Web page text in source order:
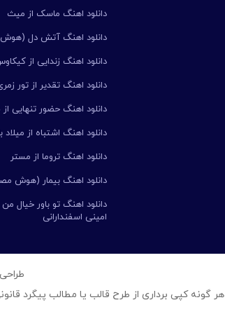
دانلود اهنگ ماسک از میث
دانلود اهنگ آتش دل (هوش
دانلود اهنگ زندایی از
دانلود اهنگ تقدیر از تور
دانلود اهنگ حضور تنهایی
دانلود اهنگ اشتباه از میلاد
دانلود اهنگ تروما از مستر
دانلود اهنگ بیمار (هوش
دانلود اهنگ تو باور
امینی اسفندارانی
هر گونه کپی برداری از طرح قالب یا مطالب پیگرد